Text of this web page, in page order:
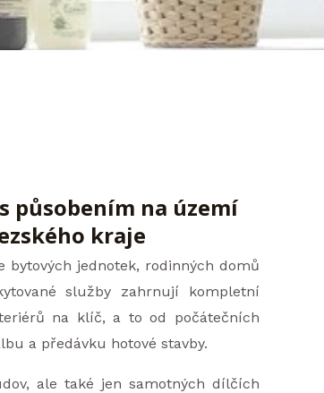
působením na území
kraje
bytových jednotek, rodinných domů
služby zahrnují kompletní
na klíč, a to od počátečních
a předávku hotové stavby.
ale také jen samotných dílčích